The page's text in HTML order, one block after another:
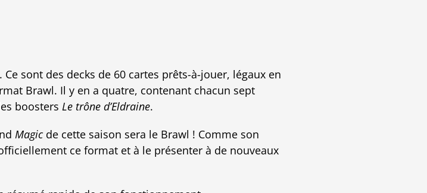
. Ce sont des decks de 60 cartes prêts-à-jouer, légaux en
Brawl. Il y en a quatre, contenant chacun sept
boosters Le trône d’Eldraine.
Magicde cette saison sera le Brawl ! Comme son
ce format et à le présenter à de nouveaux